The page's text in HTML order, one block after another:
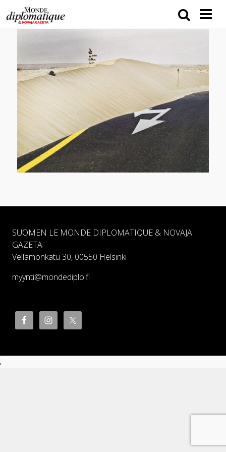
SUOMEN LE MONDE DIPLOMATIQUE & NOVAJA
GAZETA
Vellamonkatu 30, 00550 Helsinki
myynti@mondediplo.fi
;